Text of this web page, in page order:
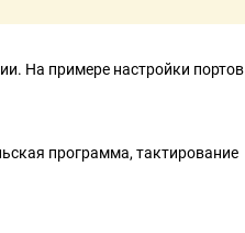
На примере настройки портов
программа, тактирование